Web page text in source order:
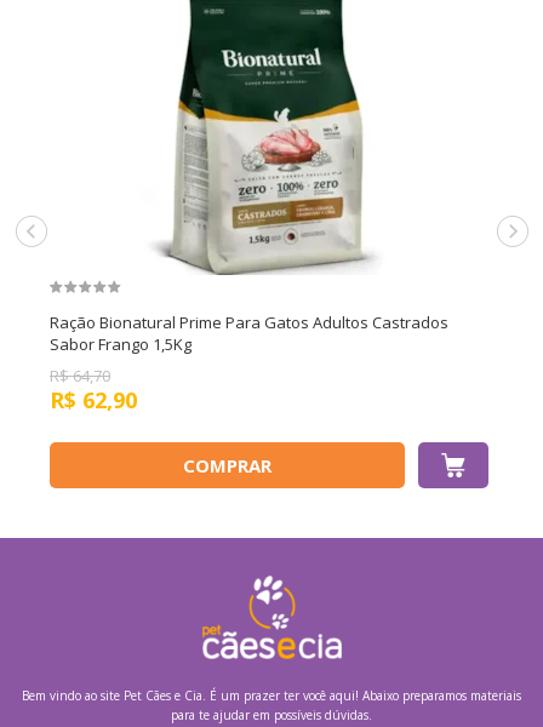
Ração Bionatural Prime Para Gatos Adultos Castrados
Sabor Frango 1,5Kg
R$64,70
R$ 62,90
COMPRAR
Bem vindo ao site Pet Cães e Cia. É um prazer ter você aqui! Abaixo preparamos materiais
para te ajudar em possíveis dúvidas.